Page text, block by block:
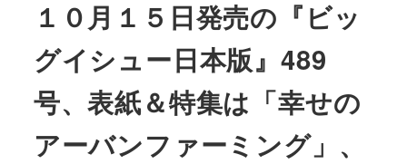
１０月１５日発売の『ビッ
グイシュー日本版』489
号、表紙＆特集は「幸せの
アーバンファーミング」、